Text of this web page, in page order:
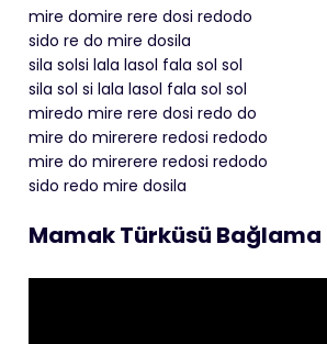
mire domire rere dosi redodo
sido re do mire dosila
sila solsi lala lasol fala sol sol
sila sol si lala lasol fala sol sol
miredo mire rere dosi redo do
mire do mirerere redosi redodo
mire do mirerere redosi redodo
sido redo mire dosila
Mamak Türküsü Bağlama